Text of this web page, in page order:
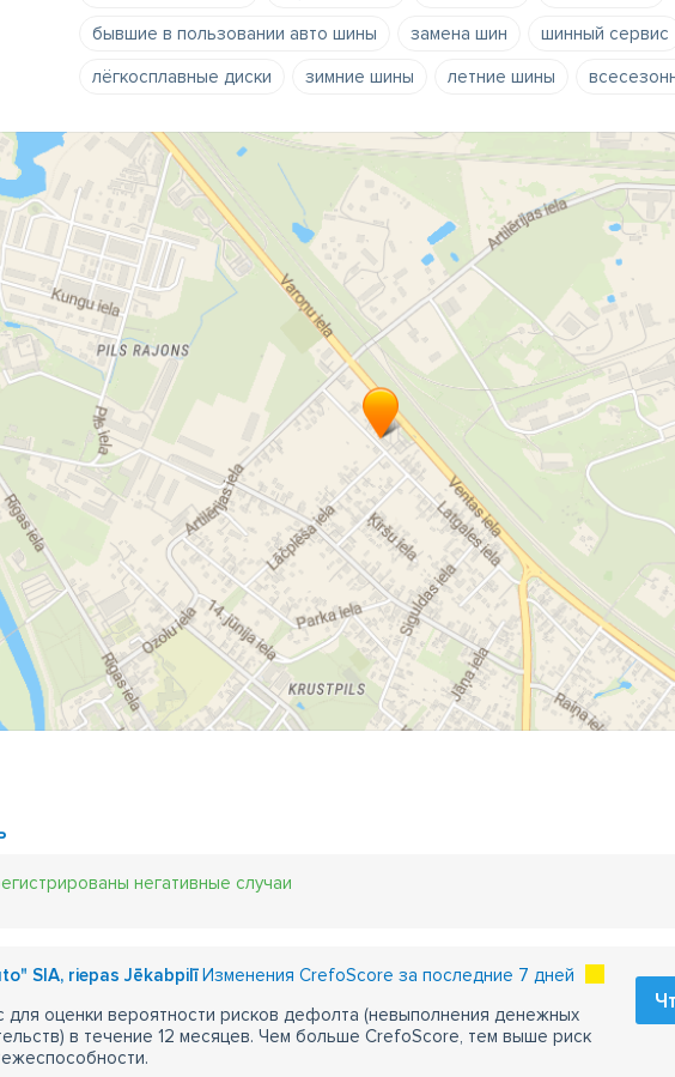
бывшие в пользовании авто шины
замена шин шинный сервис
лёгкосплавные диски
зимние шины летние шины
негативные случаи
SIA, riepas JēkabpilīИзменения CrefoScore за последние 7 дней
для оценки вероятности рисков дефолта (невыполнения денежных
в течение 12 месяцев. Чем больше CrefoScore, тем выше риск